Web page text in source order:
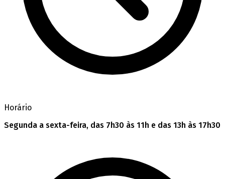
Horário
Segunda a sexta-feira, das 7h30 às 11h e das 13h às 17h30